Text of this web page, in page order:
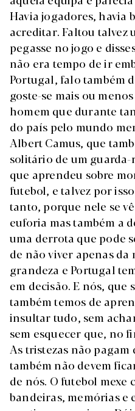
Havia jogadores, havia
acreditar. Faltou talvez
pegasse no jogo e
não era tempo de ir
Portugal, falo também
goste-se mais ou
homem que durante
do país pelo mundo
Albert Camus, que
solitário de um
que aprendeu sobre
futebol, e talvez por
tanto, porque nele se
euforia mas também a
uma derrota que pode
de não viver apenas da
grandeza e Portugal
em decisão. E nós, que
também temos de
insultar tudo, sem
sem esquecer que, no
As tristezas não pagam
também não devem
de nós. O futebol mexe
bandeiras, memórias e